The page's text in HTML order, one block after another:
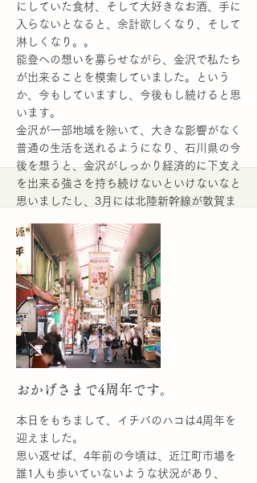
にしていた食材、そして大好きなお酒、手に
入らないとなると、余計欲しくなり、そして
淋しくなり。。
能登への想いを募らせながら、金沢で私たち
が出来ることを模索していました。という
か、今もしていますし、今後もし続けると思
います。
金沢が一部地域を除いて、大きな影響がなく
普通の生活を送れるようになり、石川県の今
後を想うと、金沢がしっかり経済的に下支え
を出来る強さを持ち続けないといけないなと
思いましたし、3月には北陸新幹線が敦賀ま
ています。
石川県がかつてないほど、北陸の横のつなが
り、そして首都圏や全国とのつながりを必要
としている今、延伸のニュースは明るい話題
となりましたし、それと同時に、金沢や加賀
が果たせる役割をしっかりしていくことで、
能登の復興を支えていくことが、今私たちが
出来ることではないかなと思いました。
More
おかげさまで4周年です。
本日をもちまして、イチバのハコは4周年を
迎えました。
思い返せば、4年前の今頃は、近江町市場を
誰1人も歩いていないような状況があり、